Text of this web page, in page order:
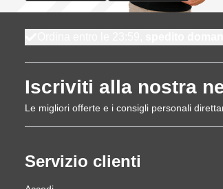
Iscriviti alla nostra
Le migliori offerte e i consigli personali
Servizio clienti